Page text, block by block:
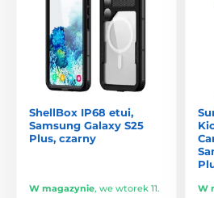
ShellBox IP68 etui,
Samsung Galaxy S25
Plus, czarny
W magazynie, we wtorek 11.
W